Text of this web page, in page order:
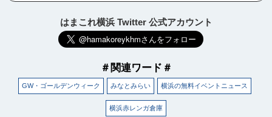
はまこれ横浜 Twitter 公式アカウント
＃関連ワード＃
GW・ゴールデンウィーク みなとみらい 横浜の無料イベントニュース
横浜赤レンガ倉庫
ランキング